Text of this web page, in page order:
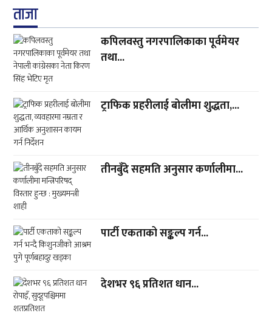
ताजा
कपिलवस्तु नगरपालिकाका पूर्वमेयर
तथा...
ट्राफिक प्रहरीलाई बोलीमा शुद्धता,...
तीनबुँदे सहमति अनुसार कर्णालीमा...
पार्टी एकताको सङ्कल्प गर्न...
देशभर ९६ प्रतिशत धान...